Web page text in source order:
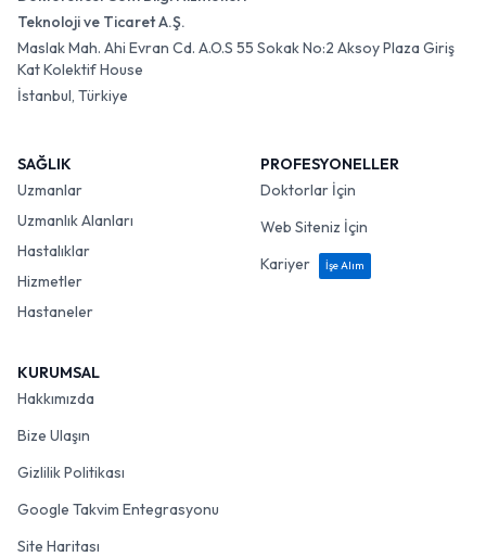
Teknoloji ve Ticaret A.Ş.
Maslak Mah. Ahi Evran Cd. A.O.S 55 Sokak No:2 Aksoy Plaza Giriş
Kat Kolektif House
İstanbul, Türkiye
SAĞLIK
Uzmanlar
Uzmanlık Alanları
Hastalıklar
Hizmetler
Hastaneler
PROFESYONELLER
Doktorlar İçin
Web Siteniz İçin
Kariyer
İşe Alım
KURUMSAL
Hakkımızda
Bize Ulaşın
Gizlilik Politikası
Google Takvim Entegrasyonu
Site Haritası